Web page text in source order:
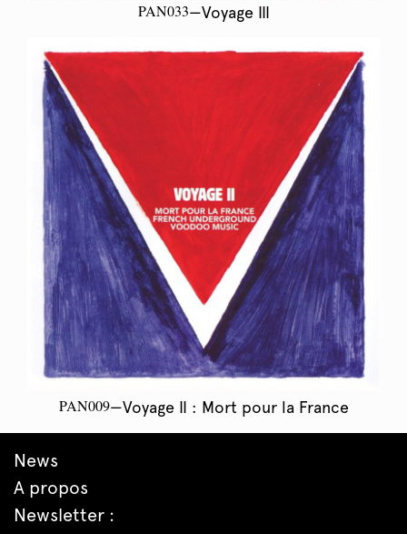
PAN033—Voyage III
PAN009—Voyage II : Mort pour la France
News
A propos
Newsletter :